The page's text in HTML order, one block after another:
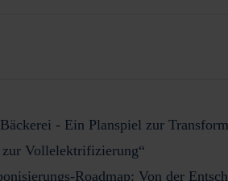
- Ein Planspiel zur
zur Vollelektrifizierung“
Roadmap: Von der